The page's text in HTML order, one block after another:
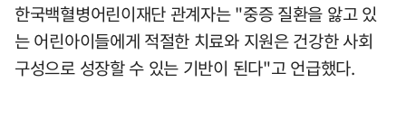
한국백혈병어린이재단 관계자는 "중증 질환을 앓고 있
는 어린아이들에게 적절한 치료와 지원은 건강한 사회
구성으로 성장할 수 있는 기반이 된다"고 언급했다.